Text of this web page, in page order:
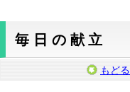
毎日の献立
もどる